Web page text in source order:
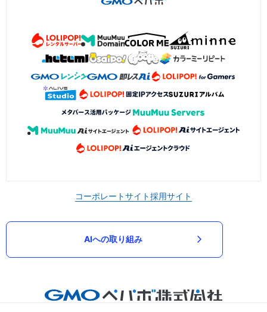
コーポレートサイト採用サイト
AIへの取り組み